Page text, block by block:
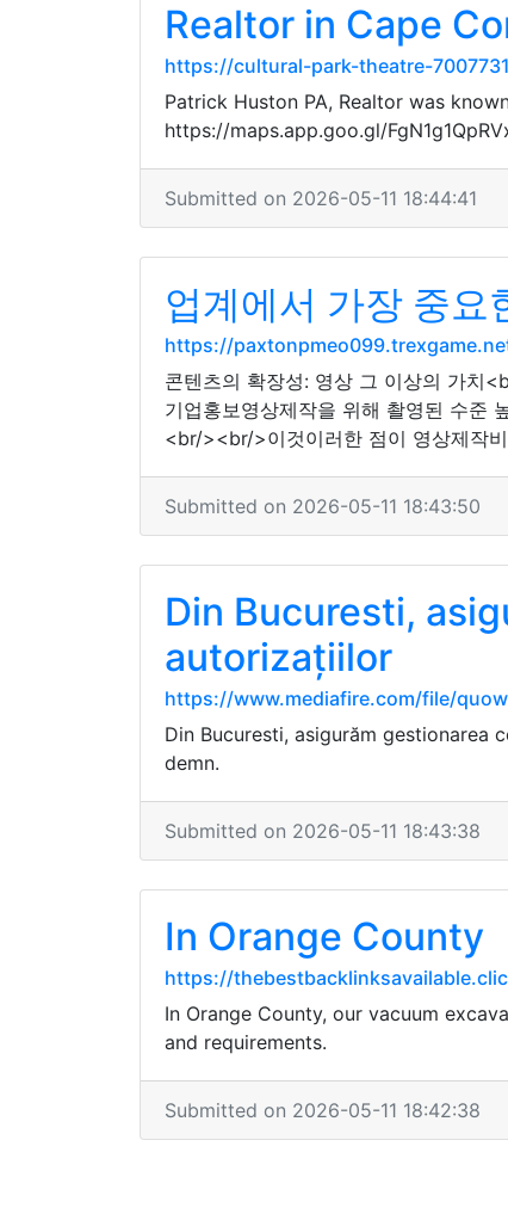
Realtor in Cape
https://cultural-park-theatre-
Patrick Huston PA, Realtor was
https://maps.app.goo.gl/
Submitted on 2026-05-11 18:44:41
업계에서 가장 중요
https://
콘텐츠의 확장성: 영상 그 이상의 가치
기업홍보영상제작을 위해 촬영된 수준
<br/><br/>이것이러한 점이 영상제작
Submitted on 2026-05-11 18:43:50
Din Bucuresti,
autorizațiilor
https://www.mediafire.com/file/
Din Bucuresti, asigurăm
demn.
Submitted on 2026-05-11 18:43:38
In Orange County
https://
In Orange County, our vacuum
and requirements.
Submitted on 2026-05-11 18:42:38